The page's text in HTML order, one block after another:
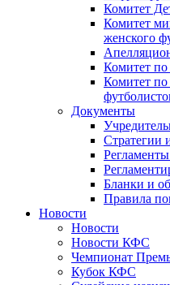
Комитет
Комитет
женского
Комитет
Комитет по
Документы
Стратегии
Бланки и
Правила
Новости
Новости
Новости КФС
Чемпионат
Кубок КФС